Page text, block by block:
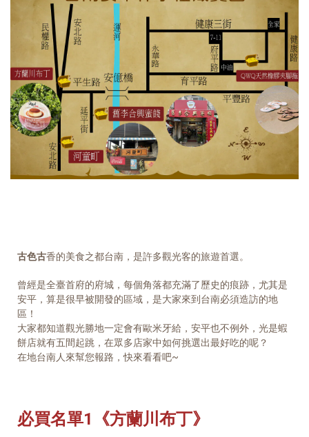
古色古香的美食之都台南，是許多觀光客的旅遊首選。
曾經是全臺首府的府城，每個角落都充滿了歷史的痕跡，尤其是
安平，算是很早被開發的區域，是大家來到台南必須造訪的地
區！
大家都知道觀光勝地一定會有歐米牙給，安平也不例外，光是蝦
餅店就有五間起跳，在眾多店家中如何挑選出最好吃的呢？
在地台南人來幫您報路，快來看看吧~
必買名單1《方蘭川布丁》